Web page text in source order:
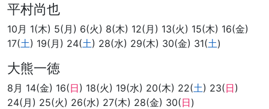
平村尚也
10月 1(木) 5(月) 6(火) 8(木) 12(月) 13(火) 15(木) 16(金)
17(土) 19(月) 24(土) 28(水) 29(木) 30(金) 31(土)
大熊一徳
8月 14(金) 16(日) 18(火) 19(水) 20(木) 22(土) 23(日)
24(月) 25(火) 26(水) 27(木) 28(金) 30(日)